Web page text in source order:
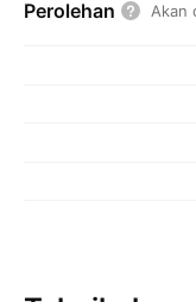
Perolehan Akan